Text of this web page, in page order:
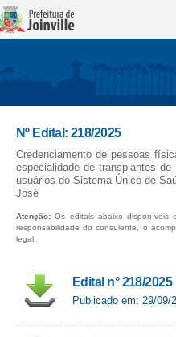
Nº Edital: 218/2025
Credenciamento de pessoas
especialidade de transplantes
usuários do Sistema Único de
José
Atenção: Os editais abaixo disponíveis
responsabilidade do consulente, o
legal.
Edital n° 218/2025
Publicado em: 29/09/